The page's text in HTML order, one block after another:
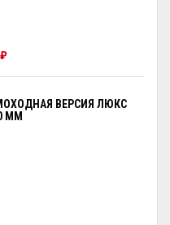
₽
ВЕРСИЯ ЛЮКС
ММ